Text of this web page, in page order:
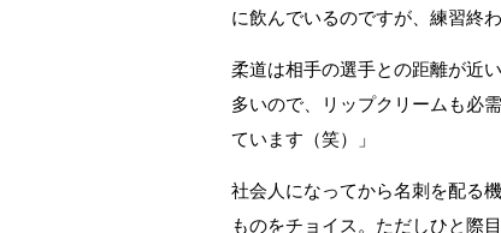
に飲んでいるのですが、練習終
柔道は相手の選手との距離が近
多いので、リップクリームも必
ています（笑）」
社会人になってから名刺を配る
ものをチョイス。ただしひと際